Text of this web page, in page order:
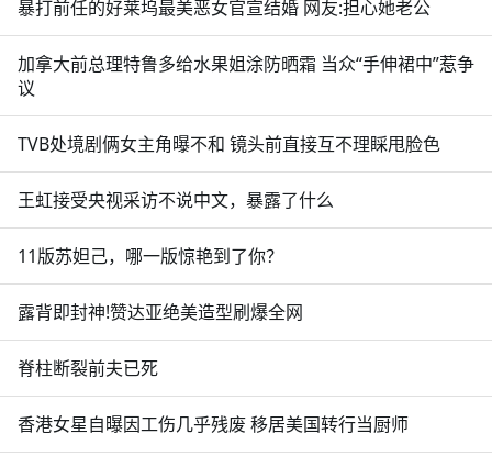
暴打前任的好莱坞最美恶女官宣结婚 网友:担心她老公
加拿大前总理特鲁多给水果姐涂防晒霜 当众“手伸裙中”惹争
议
TVB处境剧俩女主角曝不和 镜头前直接互不理睬甩脸色
王虹接受央视采访不说中文，暴露了什么
11版苏妲己，哪一版惊艳到了你？
露背即封神!赞达亚绝美造型刷爆全网
脊柱断裂前夫已死
香港女星自曝因工伤几乎残废 移居美国转行当厨师